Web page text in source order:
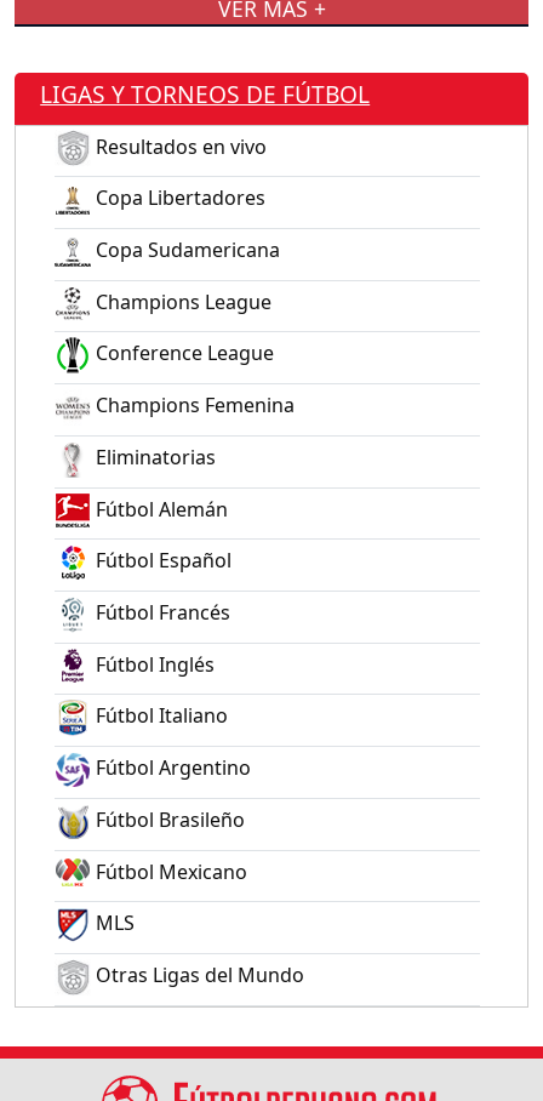
VER MÁS +
LIGAS Y TORNEOS DE FÚTBOL
Resultados en vivo
Copa Libertadores
Copa Sudamericana
Champions League
Conference League
Champions Femenina
Eliminatorias
Fútbol Alemán
Fútbol Español
Fútbol Francés
Fútbol Inglés
Fútbol Italiano
Fútbol Argentino
Fútbol Brasileño
Fútbol Mexicano
MLS
Otras Ligas del Mundo